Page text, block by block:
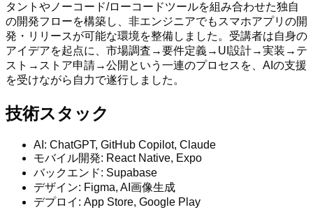
タントやノーコード/ローコードツールを組み合わせた独自
の開発フローを構築し、非エンジニアでもスマホアプリの開
発・リリースが可能な環境を整備しました。受講者は自身の
アイデアを起点に、市場調査→要件定義→UI設計→実装→テ
スト→ストア申請→公開という一連のプロセスを、AIの支援
を受けながら自力で遂行しました。
技術スタック
AI: ChatGPT, GitHub Copilot, Claude
モバイル開発: React Native, Expo
バックエンド: Supabase
デザイン: Figma, AI画像生成
デプロイ: App Store, Google Play